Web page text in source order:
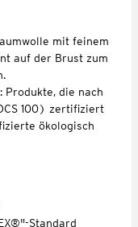
mit feinem
auf der Brust zum
Produkte, die nach
100) zertifiziert
ökologisch
Standard